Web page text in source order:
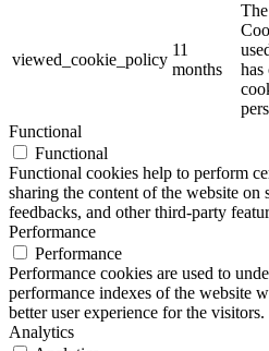
viewed_cookie_policy
11
months
has
Functional
Functional
Functional cookies help to perform
sharing the content of the website
feedbacks, and other third-party
Performance
Performance
Performance cookies are used to
performance indexes of the website
better user experience for the visitors.
Analytics